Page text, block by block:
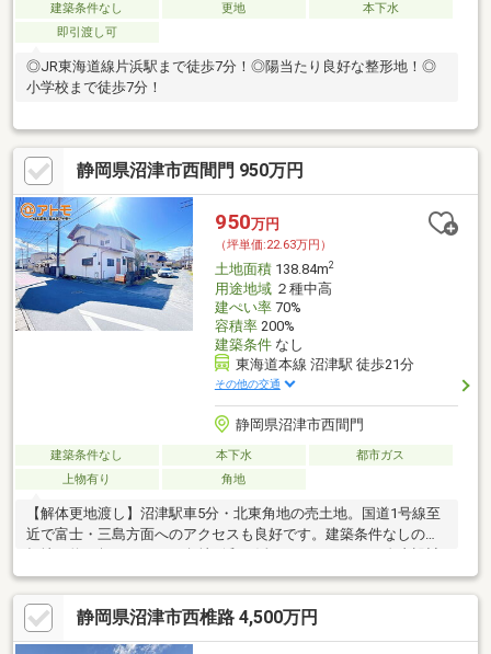
建築条件なし 更地
本下水
即引渡し可
◎JR東海道線片浜駅まで徒歩7分！◎陽当たり良好な整形地！◎
小学校まで徒歩7分！
静岡県沼津市西間門 950万円
950万円
（坪単価:22.63万円）
土地面積138.84m2
用途地域２種中高
建ぺい率70%
容積率200%
建築条件なし
東海道本線 沼津駅 徒歩21分
その他の交通
静岡県沼津市西間門
建築条件なし 本下水
都市ガス
上物有り
角地
【解体更地渡し】沼津駅車5分・北東角地の売土地。国道1号線至
近で富士・三島方面へのアクセスも良好です。建築条件なしの平
坦地（約42坪）につき、角地緩和を活かしたこだわりの自由設計
が可能です。
静岡県沼津市西椎路 4,500万円